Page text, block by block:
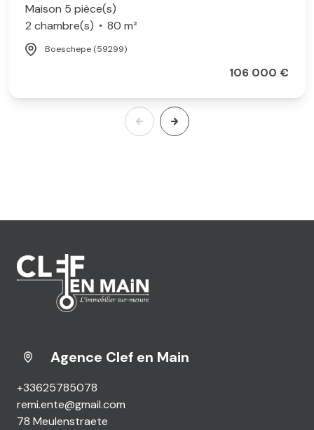
Maison 5 pièce(s)
2 chambre(s)
80 m²
Boeschepe (59299)
106 000 €
Agence Clef en Main
+33625785078
remi.ente@gmail.com
78 Meulenstraete